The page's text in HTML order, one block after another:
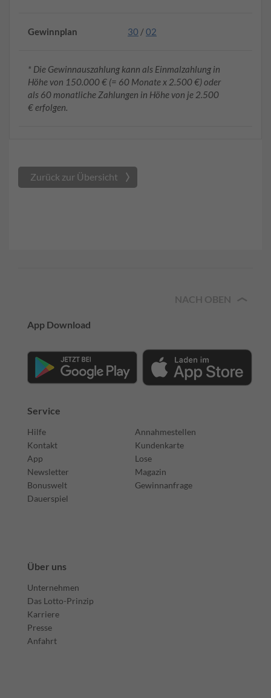
Gewinnplan 30 /02
* Die Gewinnauszahlung kann als Einmalzahlung in
Höhe von 150.000 € (= 60 Monate x 2.500 €) oder
als 60 monatliche Zahlungen in Höhe von je 2.500
€ erfolgen.
Zurück zur Übersicht
NACH OBEN
App Download
Service
Hilfe
Kontakt
App
Newsletter
Bonuswelt
Dauerspiel
Annahmestellen
Kundenkarte
Lose
Magazin
Gewinnanfrage
Über uns
Unternehmen
Das Lotto-Prinzip
Karriere
Presse
Anfahrt